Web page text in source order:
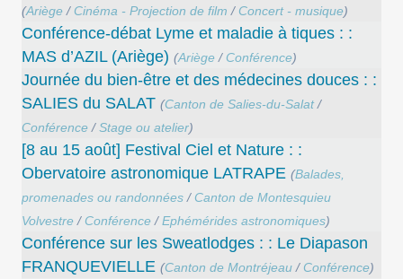
(Ariège / Cinéma - Projection de film / Concert - musique)
Conférence-débat Lyme et maladie à tiques : :
MAS d’AZIL (Ariège) (Ariège / Conférence)
Journée du bien-être et des médecines douces : :
SALIES du SALAT (Canton de Salies-du-Salat/
Conférence /Stage ou atelier)
[8 au 15 août] Festival Ciel et Nature : :
Obervatoire astronomique LATRAPE (Balades,
promenades ou randonnées / Canton de Montesquieu
Volvestre / Conférence /Ephémérides astronomiques)
Conférence sur les Sweatlodges : : Le Diapason
FRANQUEVIELLE (Canton de Montréjeau / Conférence)